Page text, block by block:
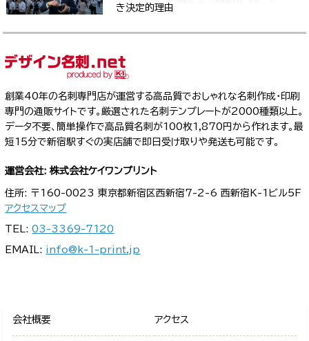
き決定的理由
創業40年の名刺専門店が運営する高品質でおしゃれな名刺作成・印刷
専門の通販サイトです。厳選された名刺テンプレートが2000種類以上。
データ不要、簡単操作で高品質名刺が100枚1,870円から作れます。最
短15分で新宿駅すぐの実店舗で即日受け取りや発送も可能です。
運営会社: 株式会社ケイワンプリント
住所: 〒160-0023 東京都新宿区西新宿7-2-6 西新宿K-1ビル5F
アクセスマップ
TEL:03-3369-7120
EMAIL: info@k-1-print.jp
会社概要 アクセス